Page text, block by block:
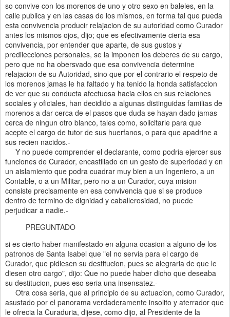
so convive con los morenos de uno y otro sexo en baleles, en la
calle publica y en las casas de los mismos, en forma tal que pueda
esta convivencia producir relajacion de su autoridad como Curador
antes los mismos ojos, dijo; que es efectivamente cierta esa
convivencia, por entender que aparte, de sus gustos y
predilecciones personales, se la imponen los deberes de su cargo,
pero que no ha obersvado que esa convivencia determine
relajacion de su Autoridad, sino que por el contrario el respeto de
los morenos jamas le ha faltado y ha tenido la honda satisfaccion
de ver que su conducta afectuosa hacia ellos en sus relaciones
sociales y oficiales, han decidido a algunas distinguidas familias de
morenos a dar cerca de el pasos que duda se hayan dado jamas
cerca de ningun otro blanco, tales como, solicitarle para que
acepte el cargo de tutor de sus huerfanos, o para que apadrine a
sus recien nacidos.-
Y no puede comprender el declarante, como podria ejercer sus
funciones de Curador, encastillado en un gesto de superiodad y en
un aislamiento que podra cuadrar muy bien a un Ingeniero, a un
Contable, o a un Militar, pero no a un Curador, cuya mision
consiste precisamente en esa convivencia que si se produce
dentro de termino de dignidad y caballerosidad, no puede
perjudicar a nadie.-
PREGUNTADO
si es cierto haber manifestado en alguna ocasion a alguno de los
patronos de Santa Isabel que "el no servia para el cargo de
Curador, que pidiesen su destitucion, pues se alegraria de que le
diesen otro cargo", dijo: Que no puede haber dicho que deseaba
su destitucion, pues eso seria una insensatez.-
Otra cosa seria, que al principio de su actuacion, como Curador,
asustado por el panorama verdaderamente insolito y aterrador que
le ofrecia la Curaduria, dijese, como dijo, al Presidente de la